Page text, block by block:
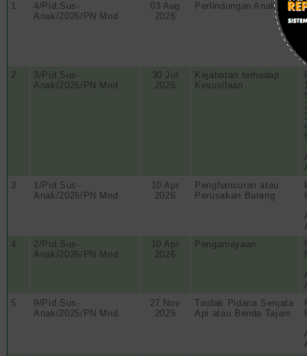
1
4/Pid.Sus-
Anak/2026/PN Mnd
03 Aug
2026
Perlindungan Anak
2
3/Pid.Sus-
Anak/2026/PN Mnd
30 Jul
2026
Kejahatan terhadap
Kesusilaan
3
1/Pid.Sus-
Anak/2026/PN Mnd
10 Apr
2026
Penghancuran atau
Perusakan Barang
4
2/Pid.Sus-
Anak/2026/PN Mnd
10 Apr
2026
Penganiayaan
5
9/Pid.Sus-
Anak/2025/PN Mnd
27 Nov
2025
Tindak Pidana Senjata
Api atau Benda Tajam